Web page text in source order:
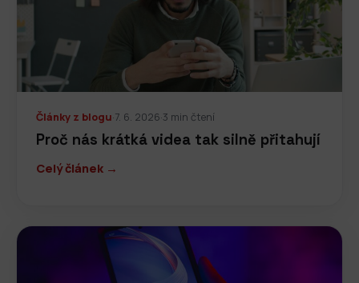
Články z blogu·7. 6. 2026·3 min čtení
Proč nás krátká videa tak silně přitahují
Celý článek →